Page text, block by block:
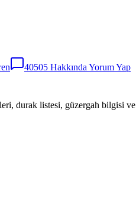
40505 Hakkında Yorum Yap
durak listesi, güzergah bilgisi